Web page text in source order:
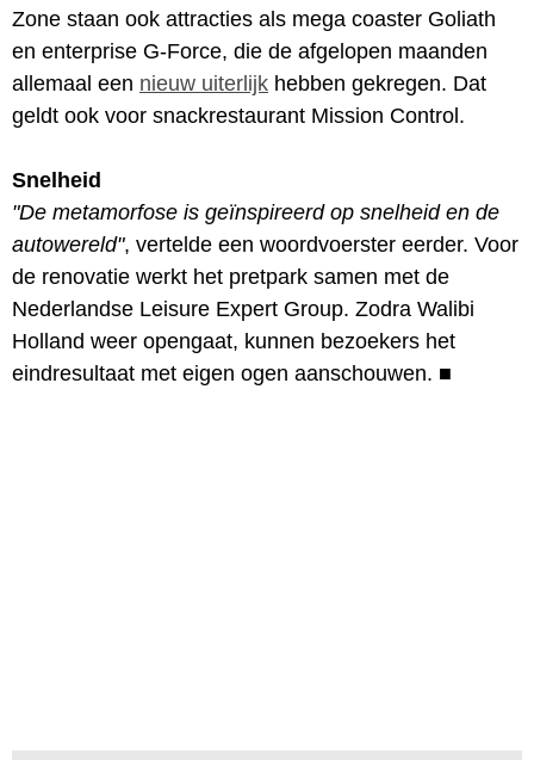
Zone staan ook attracties als mega coaster Goliath
en enterprise G-Force, die de afgelopen maanden
allemaal een nieuw uiterlijk hebben gekregen. Dat
geldt ook voor snackrestaurant Mission Control.
Snelheid
"De metamorfose is geïnspireerd op snelheid en de
autowereld", vertelde een woordvoerster eerder. Voor
de renovatie werkt het pretpark samen met de
Nederlandse Leisure Expert Group. Zodra Walibi
Holland weer opengaat, kunnen bezoekers het
eindresultaat met eigen ogen aanschouwen. ■